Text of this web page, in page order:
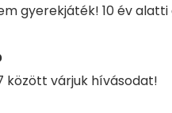
gyerekjáték! 10 év
között várjuk hívásodat!